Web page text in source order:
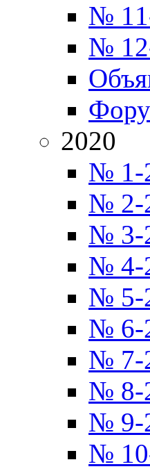
№
№
2020
№ 1-
№ 2-
№ 3-
№ 4-
№ 5-
№ 6-
№ 7-
№ 8-
№ 9-
№